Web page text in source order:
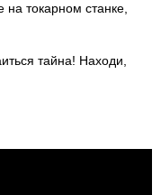
токарном станке,
тайна! Находи,